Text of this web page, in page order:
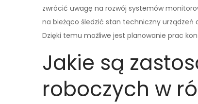
zwrócić uwagę na rozwój systemów
na bieżąco śledzić stan techniczny
Dzięki temu możliwe jest planowanie prac
Jakie są
roboczych w